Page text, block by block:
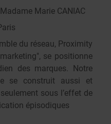
Marie CANIAC
du réseau, Proximity
se positionne
des marques. Notre
se construit aussi et
sous l’effet de
épisodiques